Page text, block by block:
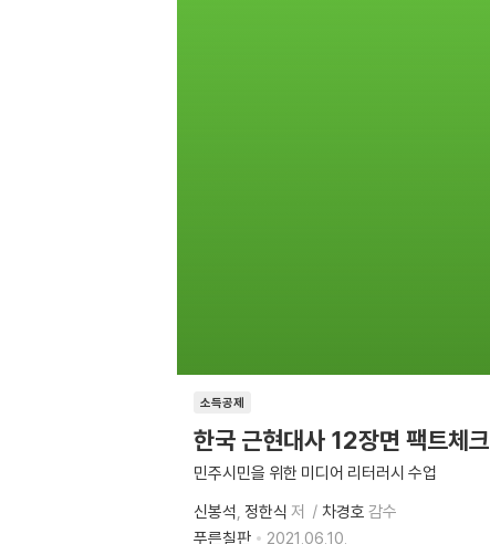
소득공제
한국 근현대사 12장면 팩트체크
민주시민을 위한 미디어 리터러시 수업
신봉석 정한식 저 차경호 감수
푸른칠판
2021.06.10.